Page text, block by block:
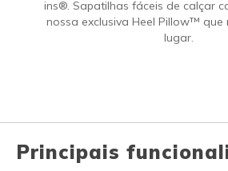
ins®. Sapatilhas fáceis de calçar
nossa exclusiva Heel Pillow™ que
lugar.
Principais